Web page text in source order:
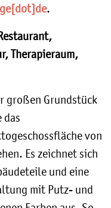
.
Therapieraum,
großen Grundstück
das
von
Es zeichnet sich
und eine
mit Putz- und